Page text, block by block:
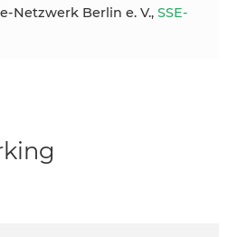
Netzwerk Berlin e. V., SSE-